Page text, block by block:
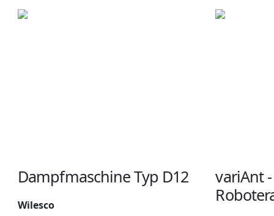
Dampfmaschine Typ D12
Wilesco
variAnt